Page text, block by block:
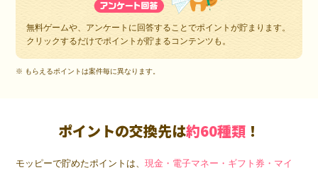
無料ゲームや、アンケートに回答することでポイントが貯まります。
クリックするだけでポイントが貯まるコンテンツも。
※ もらえるポイントは案件毎に異なります。
ポイントの交換先は約60種類 ！
モッピーで貯めたポイントは、現金・電子マネー・ギフト券・マイ